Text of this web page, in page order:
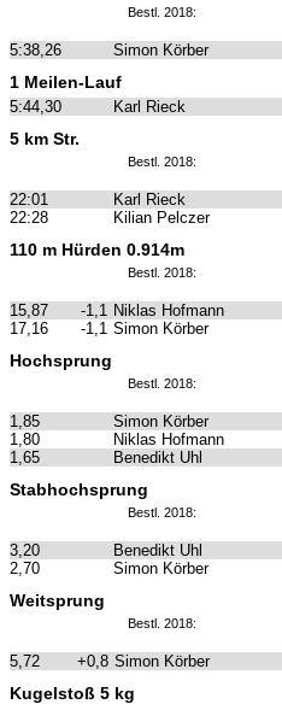
Bestl. 2018:
5:38,26 Simon Körber
1 Meilen-Lauf
5:44,30 Karl Rieck
5 km Str.
Bestl. 2018:
22:01 Karl Rieck
22:28
Kilian Pelczer
110 m Hürden 0.914m
Bestl. 2018:
15,87 -1,1 Niklas Hofmann
17,16
-1,1 Simon Körber
Hochsprung
Bestl. 2018:
1,85 Simon Körber
1,80
Niklas Hofmann
1,65
Benedikt Uhl
Stabhochsprung
Bestl. 2018:
3,20 Benedikt Uhl
2,70
Simon Körber
Weitsprung
Bestl. 2018:
5,72 +0,8 Simon Körber
Kugelstoß 5 kg